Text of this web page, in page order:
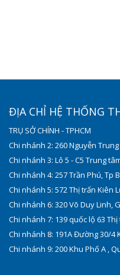
ĐỊA CHỈ HỆ THỐNG
TRỤ SỞ CHÍNH - TPHCM
Chi nhánh 2: 260 Nguyễn
Chi nhánh 3: Lô 5 - C5 Trung
Chi nhánh 4: 257 Trần Phú, Tp
Chi nhánh 5: 572 Thị trấn Kiên
Chi nhánh 6: 320 Võ Duy Linh,
Chi nhánh 7: 139 quốc lộ 63
Chi nhánh 8: 191A Đường 30/4
Chi nhánh 9: 200 Khu Phố A ,